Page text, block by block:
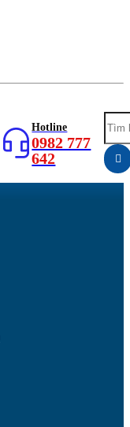
Hotline
0982 777
642